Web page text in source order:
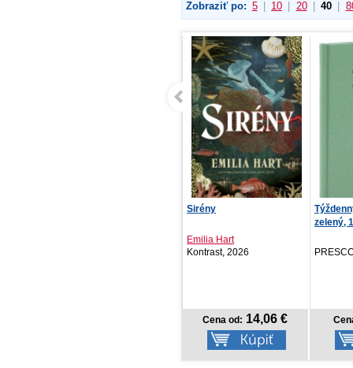
Zobraziť po: 5 10 20 40
Týždenný diár Biella 2027,
PRESCOGROUP SK, 2026
Cena od: 6,57 €
Mé